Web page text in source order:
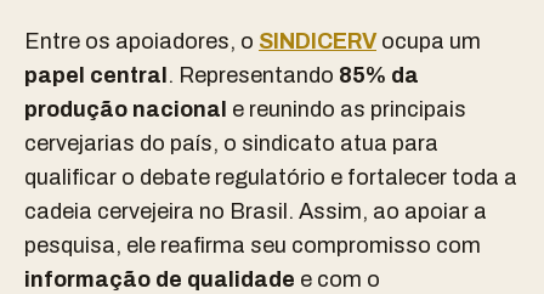
Entre os apoiadores, o SINDICERV ocupa um
papel central . Representando 85% da
produção nacional e reunindo as principais
cervejarias do país, o sindicato atua para
qualificar o debate regulatório e fortalecer toda a
cadeia cervejeira no Brasil. Assim, ao apoiar a
pesquisa, ele reafirma seu compromisso com
informação de qualidade e com o